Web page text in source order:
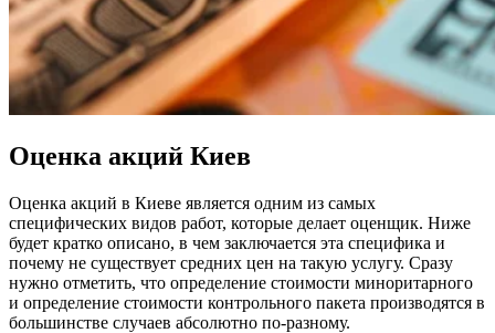
Оценка акций Киев
Оценка акций в Киеве является одним из самых
специфических видов работ, которые делает оценщик. Ниже
будет кратко описано, в чем заключается эта специфика и
почему не существует средних цен на такую услугу. Сразу
нужно отметить, что определение стоимости миноритарного
и определение стоимости контрольного пакета производятся в
большинстве случаев абсолютно по-разному.